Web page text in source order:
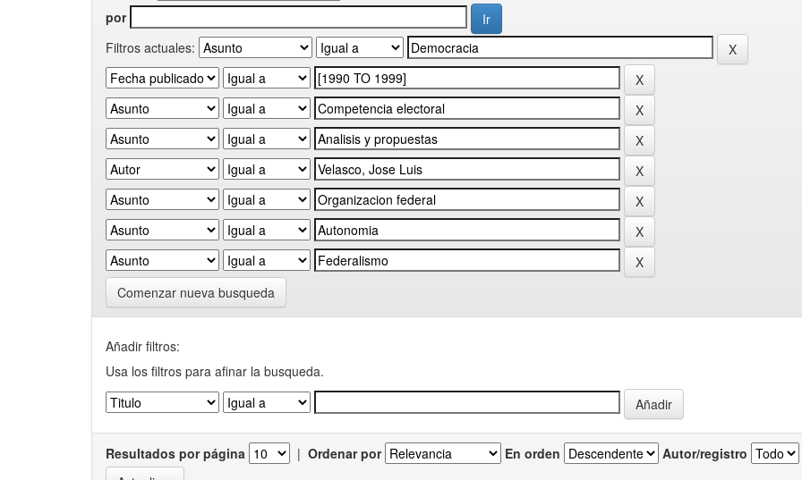
por
Filtros actuales:
Comenzar nueva busqueda
Añadir filtros:
Usa los filtros para afinar la busqueda.
Resultados por página | Ordenar por En orden Autor/registro